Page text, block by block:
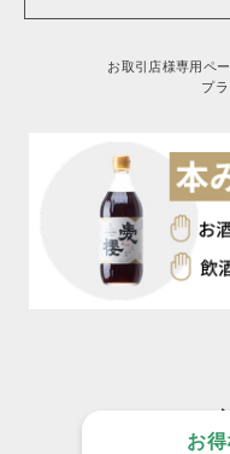
お
お取引店様専用ペ
プ